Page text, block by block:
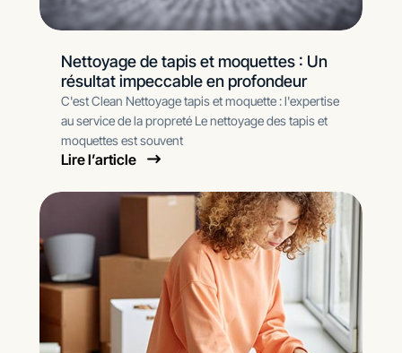
Nettoyage de tapis et moquettes : Un
résultat impeccable en profondeur
C'est Clean Nettoyage tapis et moquette : l'expertise
au service de la propreté Le nettoyage des tapis et
moquettes est souvent
Lire l’article